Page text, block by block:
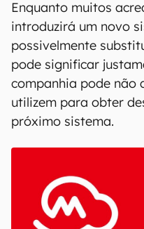
Enquanto muitos
introduzirá um novo
possivelmente
pode significar
companhia pode não
utilizem para obter
próximo sistema.